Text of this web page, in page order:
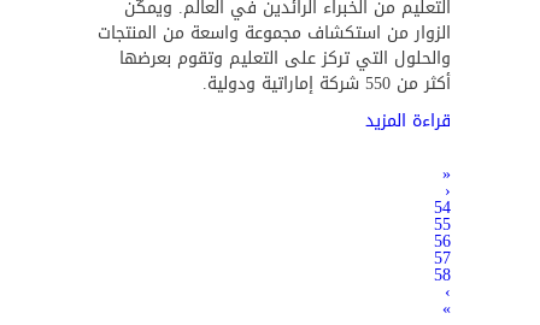
التعليم من الخبراء الرائدين في العالم. ويمكّن
الزوار من استكشاف مجموعة واسعة من المنتجات
والحلول التي تركز على التعليم وتقوم بعرضها
أكثر من 550 شركة إماراتية ودولية.
قراءة المزيد
«
‹
54
55
56
57
58
›
»